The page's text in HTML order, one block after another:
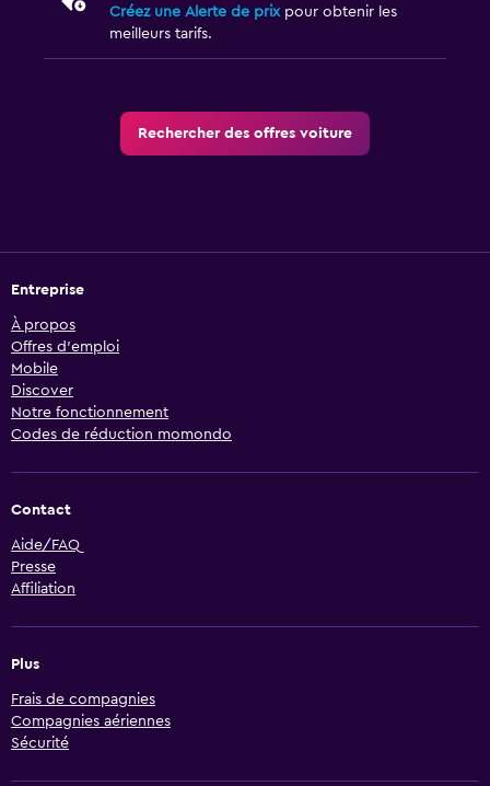
Créez une Alerte de prixpour obtenir les
meilleurs tarifs.
Rechercher des offres voiture
Entreprise
À propos
Offres d’emploi
Mobile
Discover
Notre fonctionnement
Codes de réduction momondo
Contact
Aide/FAQ
Presse
Affiliation
Plus
Frais de compagnies
Compagnies aériennes
Sécurité